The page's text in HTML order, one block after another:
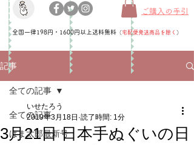
ご購入の手引
全国一律198円・1600円以上送料無料 （宅配便発送商品を除く ）
記事
全ての記事
はま太郎最新号
全ての記事
3月21日 日本手ぬぐいの日
いせたろう
2019年3月18日 読了時間: 1分